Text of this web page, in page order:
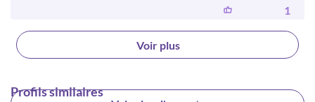
1
Voir plus
Profils similaires